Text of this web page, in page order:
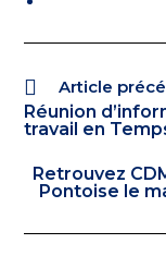
Article
Réunion
travail en
Retrouvez
Pontoise le